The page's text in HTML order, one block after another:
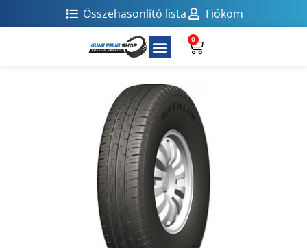
Összehasonlító lista Fiókom
0